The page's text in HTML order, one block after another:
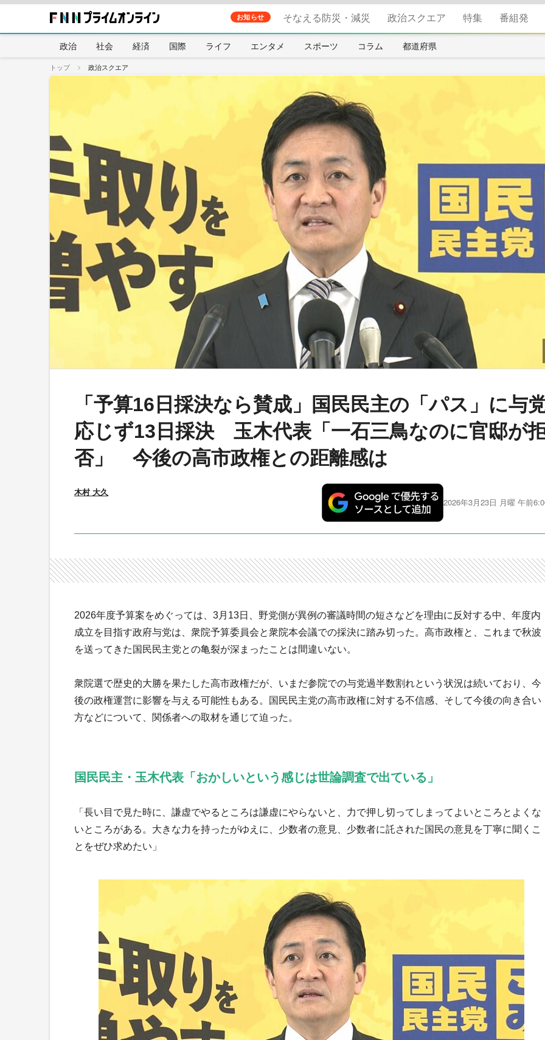
お知らせ そなえる防災・減災 政治スクエア 特集 番組発
政治 社会 経済 国際 ライフ エンタメ スポーツ コラム 都道府県
トップ 政治スクエア
「予算16日採決なら賛成」国民民主の「パス」に与
応じず13日採決 玉木代表「一石三鳥なのに官邸が
否」 今後の高市政権との距離感は
木村 大久
2026年3月23日 月曜 午前
2026年度予算案をめぐっては、3月13日、野党側が異例の審議時間の短さなどを理由に反対する中、年度内
成立を目指す政府与党は、衆院予算委員会と衆院本会議での採決に踏み切った。高市政権と、これまで秋波
を送ってきた国民民主党との亀裂が深まったことは間違いない。
衆院選で歴史的大勝を果たした高市政権だが、いまだ参院での与党過半数割れという状況は続いており、今
後の政権運営に影響を与える可能性もある。国民民主党の高市政権に対する不信感、そして今後の向き合い
方などについて、関係者への取材を通じて迫った。
国民民主・玉木代表「おかしいという感じは世論調査で出ている」
「長い目で見た時に、謙虚でやるところは謙虚にやらないと、力で押し切ってしまってよいところとよくな
いところがある。大きな力を持ったがゆえに、少数者の意見、少数者に託された国民の意見を丁寧に聞くこ
とをぜひ求めたい」